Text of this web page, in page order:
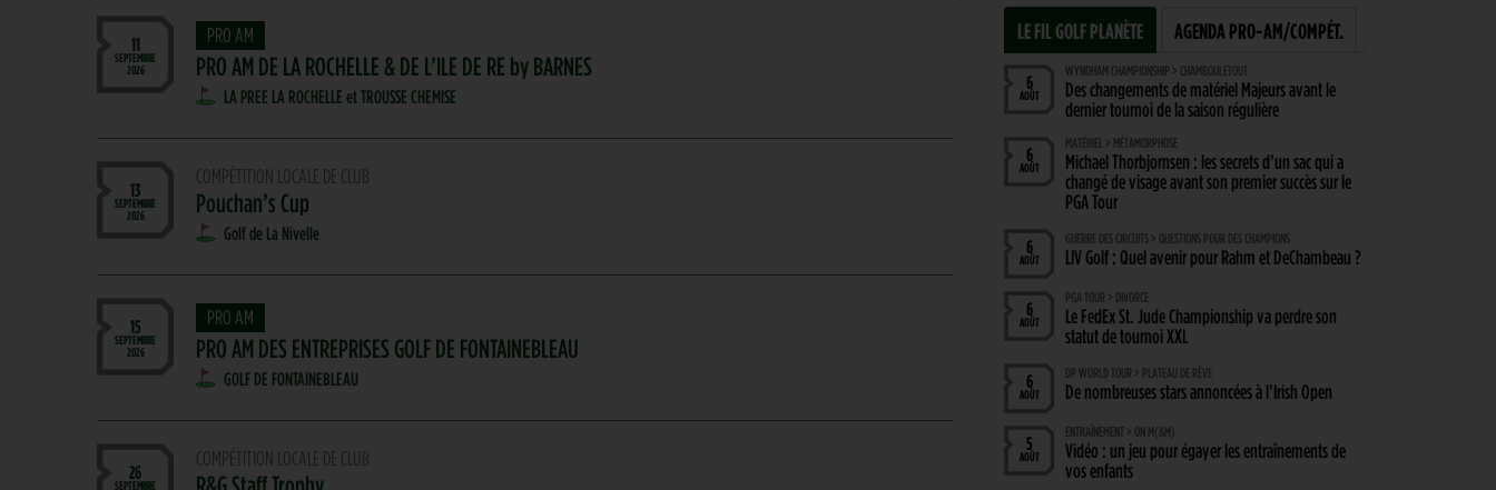
11
SEPTEMBRE
2026
PRO AM
PRO AM DE LA ROCHELLE & DE L’ILE DE RE by BARNES
LA PREE LA ROCHELLE et TROUSSE CHEMISE
13
SEPTEMBRE
2026
COMPÉTITION LOCALE DE CLUB
Pouchan’s Cup
Golf de La Nivelle
15
SEPTEMBRE
2026
PRO AM
PRO AM DES ENTREPRISES GOLF DE FONTAINEBLEAU
GOLF DE FONTAINEBLEAU
26
SEPTEMBRE
COMPÉTITION LOCALE DE CLUB
LE FIL GOLF PLANÈTE AGENDA PRO-AM/COMPÉT.
6
AOÛT
WYNDHAM CHAMPIONSHIP > CHAMBOULETOUT
Des changements de matériel Majeurs avant le
dernier tournoi de la saison régulière
6
AOÛT
MATÉRIEL > MÉTAMORPHOSE
Michael Thorbjornsen : les secrets d’un sac qui a
changé de visage avant son premier succès sur le
PGA Tour
6
AOÛT
GUERRE DES CIRCUITS > QUESTIONS POUR DES CHAMPIONS
LIV Golf : Quel avenir pour Rahm et DeChambeau ?
6
AOÛT
PGA TOUR > DIVORCE
Le FedEx St. Jude Championship va perdre son
statut de tournoi XXL
6
AOÛT
DP WORLD TOUR > PLATEAU DE RÊVE
De nombreuses stars annoncées à l’Irish Open
5
AOÛT
ENTRAÎNEMENT > ON M(&M)
Vidéo : un jeu pour égayer les entraînements de
vos enfants